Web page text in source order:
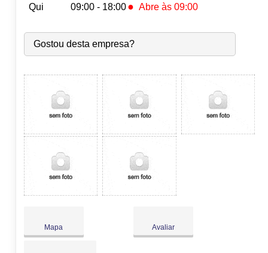
Qui
09:00 - 18:00 ● Abre às 09:00
Seg: 09:00-18:00
Ter:
09:00-18:00
Qua:
09:00-18:00
Qui:
09:00- 18:00 ●Abre às 09:00
- 18:00
Sáb:
Fechado
Dom:
Fechado
Gostou desta empresa?
Mapa Avaliar